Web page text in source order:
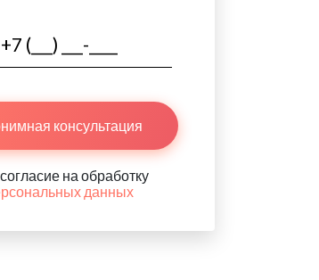
консультация
на обработку
данных